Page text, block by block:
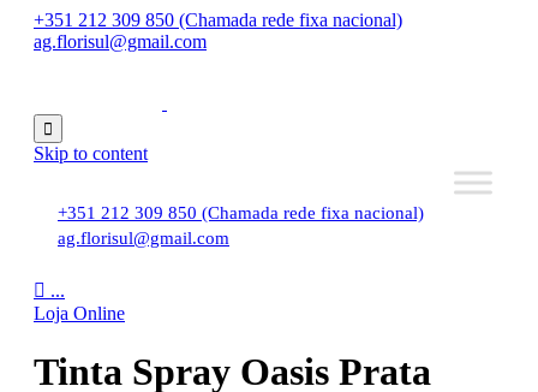
+351 212 309 850 (Chamada rede fixa nacional)
ag.florisul@gmail.com

Skip to content
+351 212 309 850 (Chamada rede fixa nacional)
ag.florisul@gmail.com
 ...
Loja Online
Tinta Spray Oasis Prata